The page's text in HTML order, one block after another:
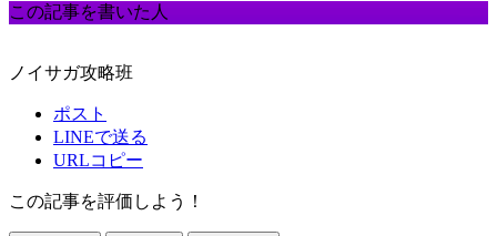
この記事を書いた人
ノイサガ攻略班
ポスト
LINEで送る
URLコピー
この記事を評価しよう！